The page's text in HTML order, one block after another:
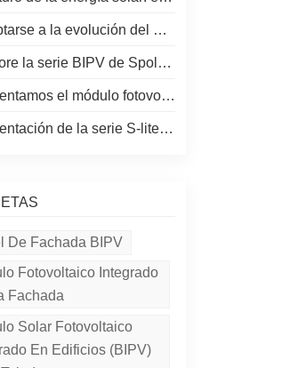
evolución del mercado solar: la estrategia de SpolarPV para 2024
de SpolarPV: soluciones solares innovadoras para la arquitectura moderna
fotovoltaico S-elite Plus de SpolarPV: generación de energía de doble cara con tecnología Topcon
la serie S-lite de SpolarPV: paneles solares de vanguardia para máxima eficiencia
De Fachada BIPV
Fotovoltaico Integrado
Fachada
Solar Fotovoltaico
En Edificios (BIPV)